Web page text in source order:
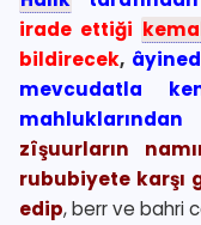
irade ettiği
bildirecek,
mevcudatla
zîşuurların
rububiyete karşı
edip, berr ve bahri